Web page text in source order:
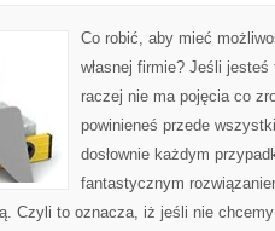
Co robić, aby mieć
własnej firmie? Jeśli
raczej nie ma pojęcia co
powinieneś przede
dosłownie każdym
fantastycznym
Czyli to oznacza, iż jeśli nie